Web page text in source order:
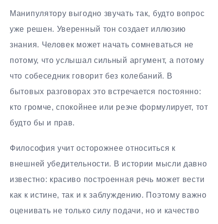
Манипулятору выгодно звучать так, будто вопрос
уже решен. Уверенный тон создает иллюзию
знания. Человек может начать сомневаться не
потому, что услышал сильный аргумент, а потому
что собеседник говорит без колебаний. В
бытовых разговорах это встречается постоянно:
кто громче, спокойнее или резче формулирует, тот
будто бы и прав.
Философия учит осторожнее относиться к
внешней убедительности. В истории мысли давно
известно: красиво построенная речь может вести
как к истине, так и к заблуждению. Поэтому важно
оценивать не только силу подачи, но и качество